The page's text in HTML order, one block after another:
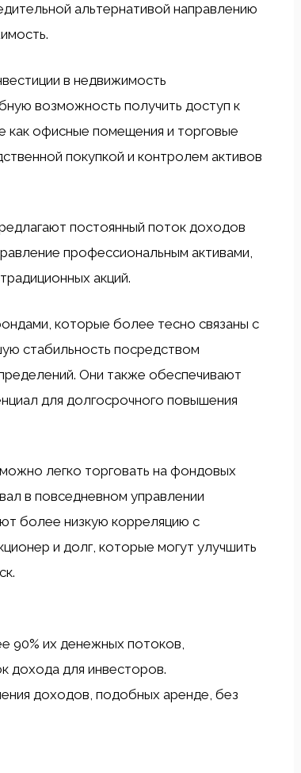
альтернативой направлению
в недвижимость
возможность получить доступ к
как офисные помещения и торговые
покупкой и контролем активов
постоянный поток доходов
профессиональным активами,
акций.
которые более тесно связаны с
стабильность посредством
Они также обеспечивают
для долгосрочного повышения
легко торговать на фондовых
в повседневном управлении
более низкую корреляцию с
и долг, которые могут улучшить
90% их денежных потоков,
дохода для инвесторов.
доходов, подобных аренде, без